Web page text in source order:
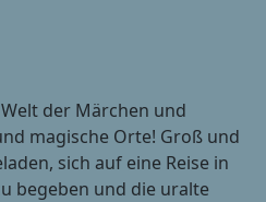
der Märchen und
magische Orte! Groß und
sich auf eine Reise in
begeben und die uralte